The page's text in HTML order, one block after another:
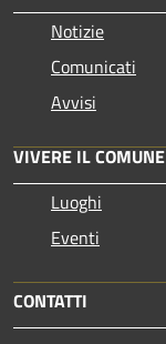
Notizie
Comunicati
Avvisi
VIVERE IL COMUNE
Luoghi
Eventi
CONTATTI